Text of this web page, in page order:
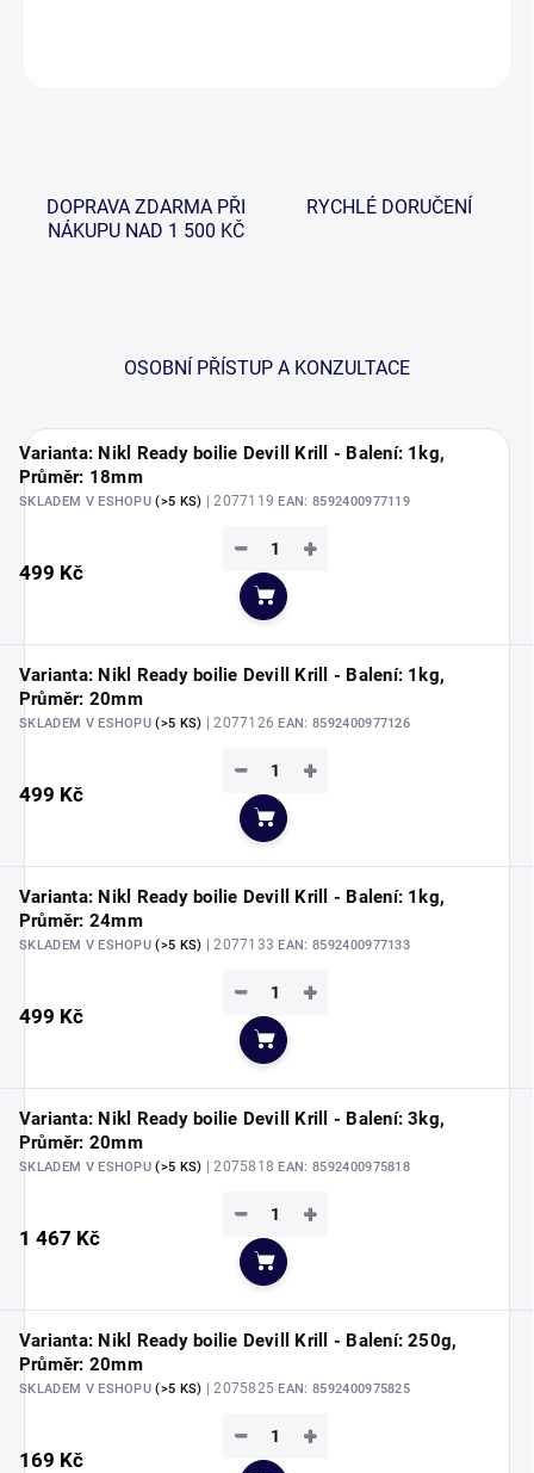
DOPRAVA ZDARMA PŘI
NÁKUPU NAD 1 500 KČ
RYCHLÉ DORUČENÍ
OSOBNÍ PŘÍSTUP A KONZULTACE
Varianta: Nikl Ready boilie Devill Krill - Balení: 1kg,
Průměr: 18mm
SKLADEM V ESHOPU(>5 KS) | 2077119EAN: 8592400977119
499 Kč
+
−
Do košíku
Varianta: Nikl Ready boilie Devill Krill - Balení: 1kg,
Průměr: 20mm
SKLADEM V ESHOPU(>5 KS) | 2077126EAN: 8592400977126
499 Kč
+
−
Do košíku
Varianta: Nikl Ready boilie Devill Krill - Balení: 1kg,
Průměr: 24mm
SKLADEM V ESHOPU(>5 KS) | 2077133EAN: 8592400977133
499 Kč
+
−
Do košíku
Varianta: Nikl Ready boilie Devill Krill - Balení: 3kg,
Průměr: 20mm
SKLADEM V ESHOPU(>5 KS) | 2075818EAN: 8592400975818
1 467 Kč
+
−
Do košíku
Varianta: Nikl Ready boilie Devill Krill - Balení: 250g,
Průměr: 20mm
SKLADEM V ESHOPU(>5 KS) | 2075825EAN: 8592400975825
169 Kč
+
−